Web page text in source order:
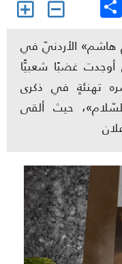
الأردنيّ في
غضبًا شعبيًّا
تهنئةٍ في ذكرى
حيث ألقى